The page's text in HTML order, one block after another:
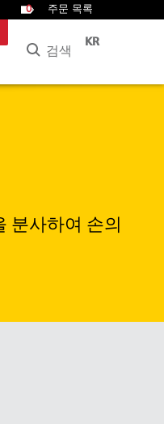
0 주문 목록
검색
KR
분사하여 손의